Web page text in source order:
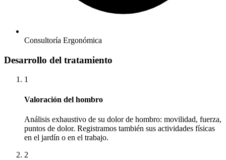
Consultoría Ergonómica
Desarrollo del tratamiento
1
Valoración del hombro
Análisis exhaustivo de su dolor de hombro: movilidad, fuerza,
puntos de dolor. Registramos también sus actividades físicas
en el jardín o en el trabajo.
2